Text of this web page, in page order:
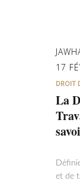
17
DROIT
La
et de